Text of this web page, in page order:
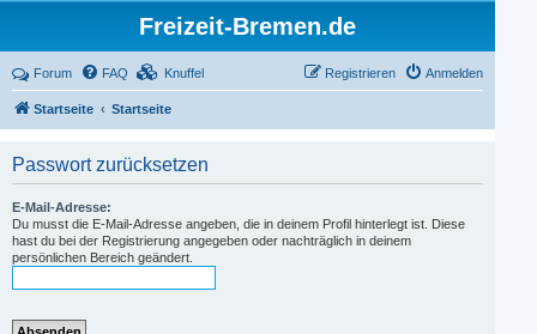
Freizeit-Bremen.de
Forum FAQ Knuffel Anmelden
Registrieren
Startseite Startseite
Passwort zurücksetzen
E-Mail-Adresse:
Du musst die E-Mail-Adresse angeben, die in deinem Profil hinterlegt ist. Diese
hast du bei der Registrierung angegeben oder nachträglich in deinem
persönlichen Bereich geändert.